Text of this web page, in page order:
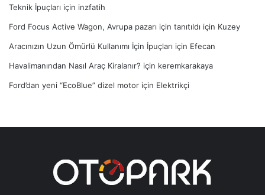
Teknik İpuçları için inzfatih
Ford Focus Active Wagon, Avrupa pazarı için tanıtıldı için Kuzey
Aracınızın Uzun Ömürlü Kullanımı İçin İpuçları için Efecan
Havalimanından Nasıl Araç Kiralanır? için keremkarakaya
Ford’dan yeni “EcoBlue” dizel motor için Elektrikçi